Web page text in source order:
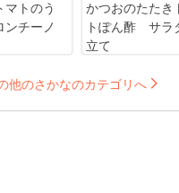
マトのう
ンチーノ
かつおのたたき
トぽん酢 サラ
立て
他のさかなのカテゴリへ